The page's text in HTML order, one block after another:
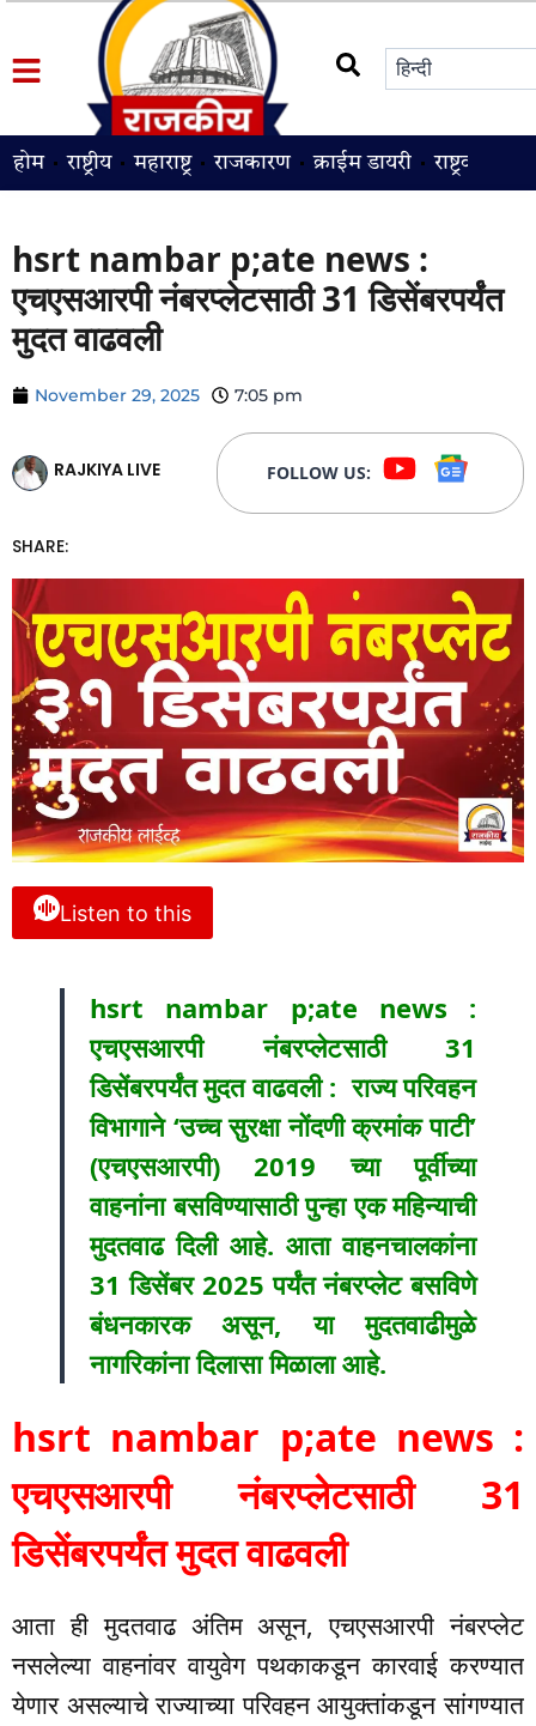
होम राष्ट्रीय महाराष्ट्र राजकारण क्राईम डायरी राष्ट्रवादी
hsrt nambar p;ate news :
एचएसआरपी नंबरप्लेटसाठी 31 डिसेंबरपर्यंत
मुदत वाढवली
November 29, 2025 7:05 pm
RAJKIYA LIVE FOLLOW US:
SHARE:
Listen to this
hsrt nambar p;ate news :
एचएसआरपी नंबरप्लेटसाठी 31
डिसेंबरपर्यंत मुदत वाढवली : राज्य परिवहन
विभागाने ‘उच्च सुरक्षा नोंदणी क्रमांक पाटी’
(एचएसआरपी) 2019 च्या पूर्वीच्या
वाहनांना बसविण्यासाठी पुन्हा एक महिन्याची
मुदतवाढ दिली आहे. आता वाहनचालकांना
31 डिसेंबर 2025 पर्यंत नंबरप्लेट बसविणे
बंधनकारक असून, या मुदतवाढीमुळे
नागरिकांना दिलासा मिळाला आहे.
hsrt nambar p;ate news :
एचएसआरपी नंबरप्लेटसाठी 31
डिसेंबरपर्यंत मुदत वाढवली
आता ही मुदतवाढ अंतिम असून, एचएसआरपी नंबरप्लेट
नसलेल्या वाहनांवर वायुवेग पथकाकडून कारवाई करण्यात
येणार असल्याचे राज्याच्या परिवहन आयुक्तांकडून सांगण्यात